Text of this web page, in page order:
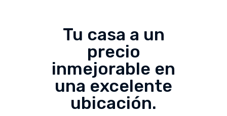
Tu casa a un
precio
inmejorable en
una excelente
ubicación.